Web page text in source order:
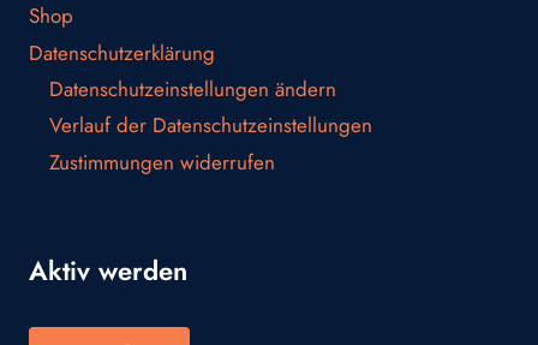
Shop
Datenschutzerklärung
Datenschutzeinstellungen ändern
Verlauf der Datenschutzeinstellungen
Zustimmungen widerrufen
Aktiv werden